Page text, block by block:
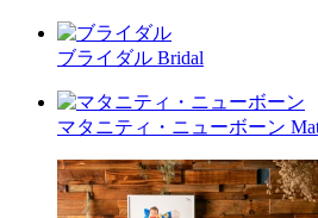
ブライダル Bridal
マタニティ・ニューボーン